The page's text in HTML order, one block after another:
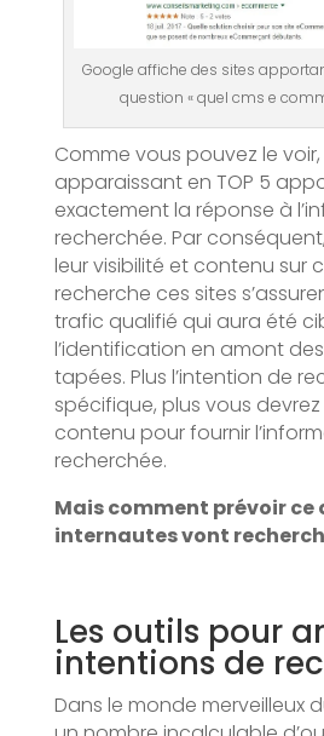
Google affiche des sites
question « quel cms e
Comme vous pouvez le
apparaissant en TOP 5
exactement la réponse à
recherchée. Par
leur visibilité et contenu sur
recherche ces sites
trafic qualifié qui aura été
l’identification en amont
tapées. Plus l’intention de
spécifique, plus vous
contenu pour fournir
recherchée.
Mais comment prévoir ce
internautes vont
Les outils pour
intentions de
Dans le monde merveilleux